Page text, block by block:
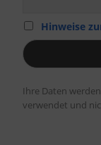
Hinweise
Ihre Daten
verwendet und